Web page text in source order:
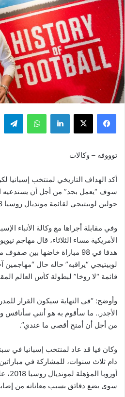
فيسبوك ‫X لينكدإن واتساب
توووفه – وكالات
أكد الهداف التاريخي لمنتخب إسبانيا
سوف “يعمل بجد” من أجل أن يستدعيه
جولين لوبيتيجي لقائمة مونديال روسيا 2018.
وفي مقابلة أجراها مع وكالة الأنباء
هدفا في 98 مباراة خاضها بين
لوبيتيجي “يراقبه” حاله حال
قائمة “لا روخا” لبطولة كأس العالم
وأوضح: “في النهاية سيكون القرار
الأجدر.. ما سأقوم به هو أنني
من أجل أن أمنح أقصى ما عندي”.
وكان فيا قد عاد لمنتخب إسبانيا في
دام ثلاث سنوات، للمشاركة في
سوى بضع دقائق بسبب معاناته من